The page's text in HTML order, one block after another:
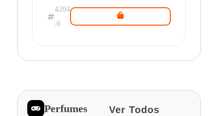
4204
.0
Perfumes Ver Todos